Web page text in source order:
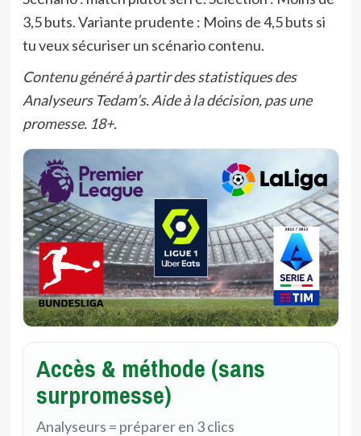
3,5 buts. Variante prudente : Moins de 4,5 buts si
tu veux sécuriser un scénario contenu.
Contenu généré à partir des statistiques des
Analyseurs Tedam’s. Aide à la décision, pas une
promesse. 18+.
Accès & méthode (sans
surpromesse)
Analyseurs = préparer en 3 clics